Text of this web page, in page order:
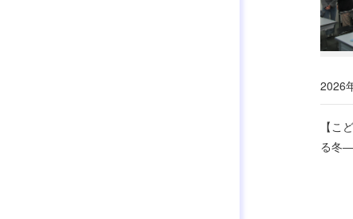
2026
【こ
る冬